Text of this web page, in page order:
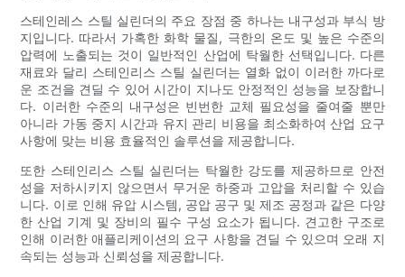
스테인레스 스틸 실린더의 주요 장점 중 하나는 내구성과 부식 방
지입니다. 따라서 가혹한 화학 물질, 극한의 온도 및 높은 수준의
압력에 노출되는 것이 일반적인 산업에 탁월한 선택입니다. 다른
재료와 달리 스테인리스 스틸 실린더는 열화 없이 이러한 까다로
운 조건을 견딜 수 있어 시간이 지나도 안정적인 성능을 보장합니
다. 이러한 수준의 내구성은 빈번한 교체 필요성을 줄여줄 뿐만
아니라 가동 중지 시간과 유지 관리 비용을 최소화하여 산업 요구
사항에 맞는 비용 효율적인 솔루션을 제공합니다.
또한 스테인리스 스틸 실린더는 탁월한 강도를 제공하므로 안전
성을 저하시키지 않으면서 무거운 하중과 고압을 처리할 수 있습
니다. 이로 인해 유압 시스템, 공압 공구 및 제조 공정과 같은 다양
한 산업 기계 및 장비의 필수 구성 요소가 됩니다. 견고한 구조로
인해 이러한 애플리케이션의 요구 사항을 견딜 수 있으며 오래 지
속되는 성능과 신뢰성을 제공합니다.